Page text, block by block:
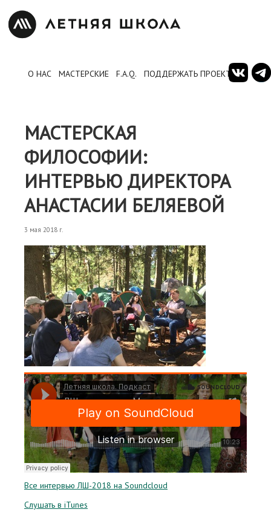
О НАС МАСТЕРСКИЕ F.A.Q. ПОДДЕРЖАТЬ ПРОЕКТ
МАСТЕРСКАЯ
ФИЛОСОФИИ:
ИНТЕРВЬЮ ДИРЕКТОРА
АНАСТАСИИ БЕЛЯЕВОЙ
3 мая 2018 г.
Все интервью ЛШ-2018 на Soundcloud
Слушать в iTunes